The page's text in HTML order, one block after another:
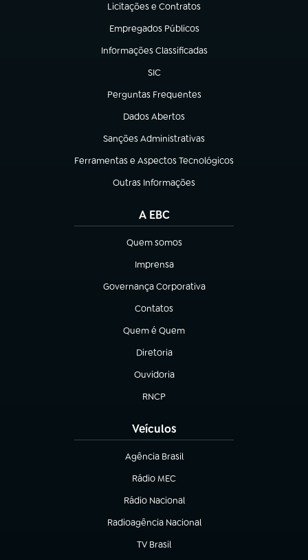
Licitações e Contratos
(abre em nova aba)
Empregados Públicos
(abre em nova aba)
Informações Classificadas
(abre em nova aba)
SIC
(abre em nova aba)
Perguntas Frequentes
(abre em nova aba)
Dados Abertos
(abre em nova aba)
Sanções Administrativas
(abre em nova aba)
Ferramentas e Aspectos Tecnológicos
(abre em nova aba)
Outras Informações
(abre em nova aba)
A EBC
Quem somos
(abre em nova aba)
Imprensa
(abre em nova aba)
Governança Corporativa
(abre em nova aba)
Contatos
(abre em nova aba)
Quem é Quem
(abre em nova aba)
Diretoria
(abre em nova aba)
Ouvidoria
(abre em nova aba)
RNCP
(abre em nova aba)
Veículos
Agência Brasil
(abre em nova aba)
Rádio MEC
Rádio Nacional
(abre em nova aba)
Radioagência Nacional
(abre em nova aba)
TV Brasil
(abre em nova aba)